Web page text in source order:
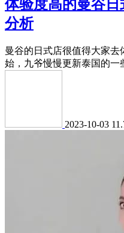
体验度高的曼谷
分析
曼谷的日式店很值得大家
始，九爷慢慢更新泰国的一
2023-10-03